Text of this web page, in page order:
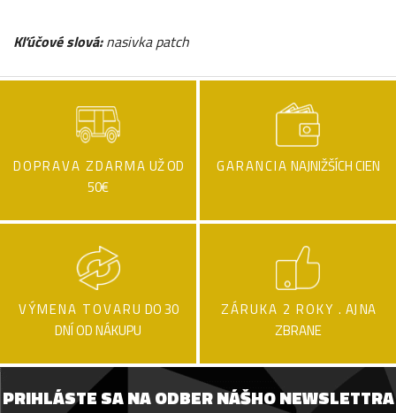
Kľúčové slová:nasivka patch
DOPRAVA ZDARMA UŽ OD
50€
GARANCIA NAJNIŽŠÍCH CIEN
VÝMENA TOVARU DO 30
DNÍ OD NÁKUPU
ZÁRUKA 2 ROKY . AJ NA
ZBRANE
PRIHLÁSTE SA NA ODBER NÁŠHO NEWSLETTRA